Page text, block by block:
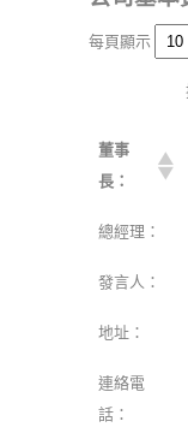
每頁顯示
董事
長：
總經理：
發言人：
地址：
連絡電
話：